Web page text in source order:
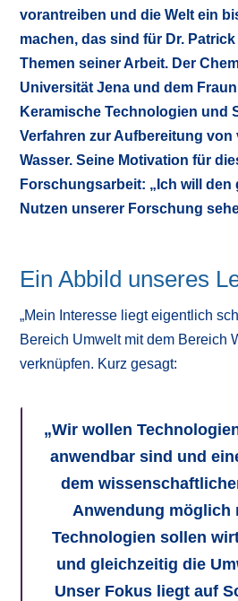
vorantreiben und die Welt ein
machen, das sind für Dr.
Themen seiner Arbeit. Der
Universität Jena und dem
Keramische Technologien und
Verfahren zur Aufbereitung
Wasser. Seine Motivation für
Forschungsarbeit: „Ich will
Nutzen unserer Forschung
Ein Abbild unseres
„Mein Interesse liegt eigentlich
Bereich Umwelt mit dem Bereich
verknüpfen. Kurz gesagt:
„Wir wollen
anwendbar sind und
dem
Anwendung möglich
Technologien sollen
und gleichzeitig die
Unser Fokus liegt auf